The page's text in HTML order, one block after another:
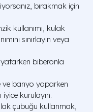
bırakmak için
kullanımı, kulak
sınırlayın veya
biberonla
ve banyo yaparken
iyice kurulayın.
çubuğu kullanmak,